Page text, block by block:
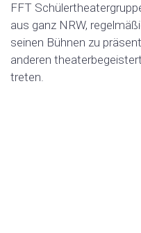
FFT
aus ganz NRW,
seinen Bühnen zu
anderen
treten.